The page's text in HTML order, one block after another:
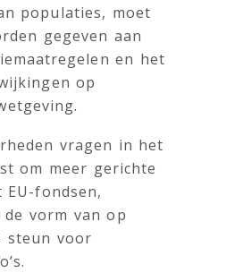
populaties, moet
gegeven aan
en het
op
vragen in het
om meer gerichte
fondsen,
vorm van op
steun voor